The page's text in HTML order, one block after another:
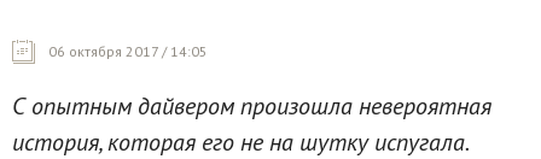
06 октября 2017 / 14:05
С опытным дайвером произошла невероятная
история, которая его не на шутку испугала.